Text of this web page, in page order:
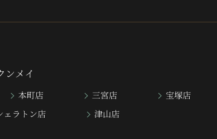
ンメイ
本町店 三宮店 宝塚店
ェラトン店
津山店